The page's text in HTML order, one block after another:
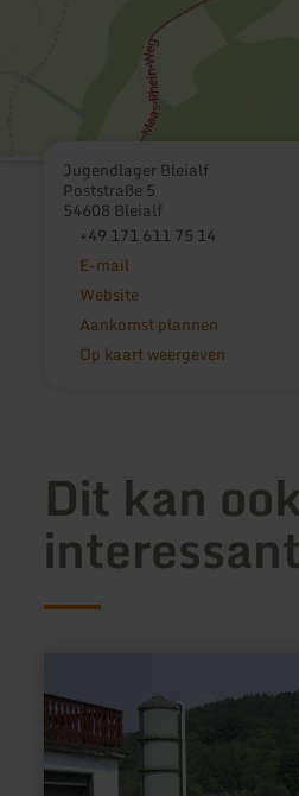
Jugendlager Bleialf
Poststraße 5
54608 Bleialf
+49 171 611 75 14
E-mail
Website
Aankomst plannen
Op kaart weergeven
Dit kan
over:
Haberecht`s
Hofladen
|
Geflügelhof